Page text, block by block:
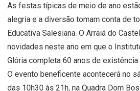
As festas típicas de meio de ano
alegria e a diversão tomam conta de
Educativa Salesiana. O Arraiá do
novidades neste ano em que o
Glória completa 60 anos de existência
O evento beneficente acontecerá no
das 10h30 às 21h, na Quadra Dom